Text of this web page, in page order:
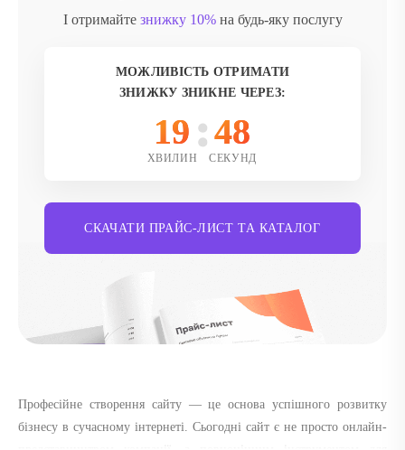
І отримайте знижку 10%на будь-яку послугу
МОЖЛИВІСТЬ ОТРИМАТИ
ЗНИЖКУ ЗНИКНЕ ЧЕРЕЗ:
19
ХВИЛИН
46
СЕКУНД
СКАЧАТИ ПРАЙС-ЛИСТ ТА КАТАЛОГ
Професійне створення сайту — це основа успішного розвитку
бізнесу в сучасному інтернеті. Сьогодні сайт є не просто онлайн-